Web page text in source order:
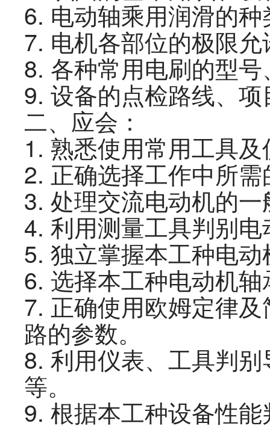
6. 电动轴乘用润滑的
7. 电机各部位的极限
8. 各种常用电刷的型
9. 设备的点检路线、
二、 应会：
1. 熟悉使用常用工具
2. 正确选择工作中所
3. 处理交流电动机的
4. 利用测量工具判别
5. 独立掌握本工种电
6. 选择本工种电动机
7. 正确使用欧姆定律
路的参数。
8. 利用仪表、工具判
等。
9. 根据本工种设备性